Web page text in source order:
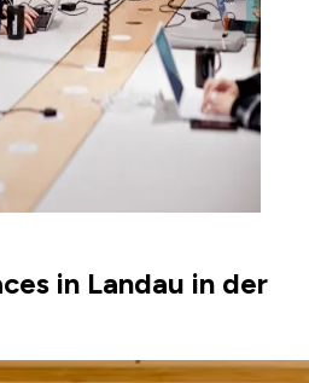
in Landau in der